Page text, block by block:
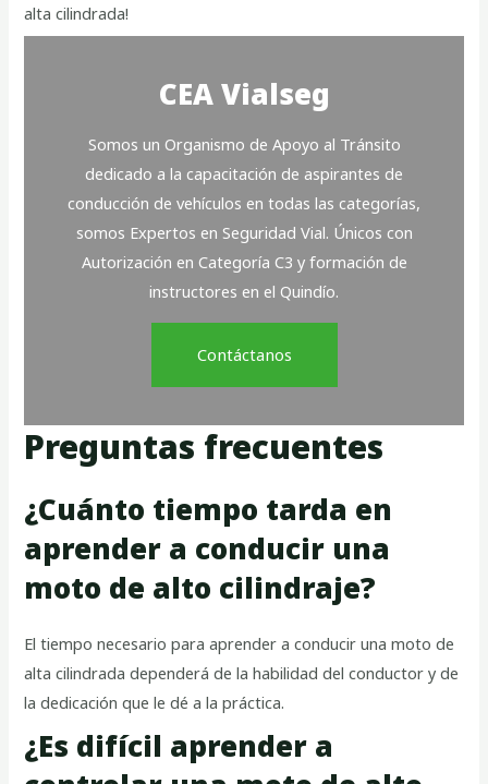
alta cilindrada!
CEA Vialseg
Somos un Organismo de Apoyo al Tránsito
dedicado a la capacitación de aspirantes de
conducción de vehículos en todas las categorías,
somos Expertos en Seguridad Vial. Únicos con
Autorización en Categoría C3 y formación de
instructores en el Quindío.
Contáctanos
Preguntas frecuentes
¿Cuánto tiempo tarda en
aprender a conducir una
moto de alto cilindraje?
El tiempo necesario para aprender a conducir una moto de
alta cilindrada dependerá de la habilidad del conductor y de
la dedicación que le dé a la práctica.
¿Es difícil aprender a